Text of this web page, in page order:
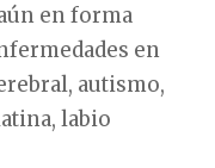
en forma
en
autismo,
labio